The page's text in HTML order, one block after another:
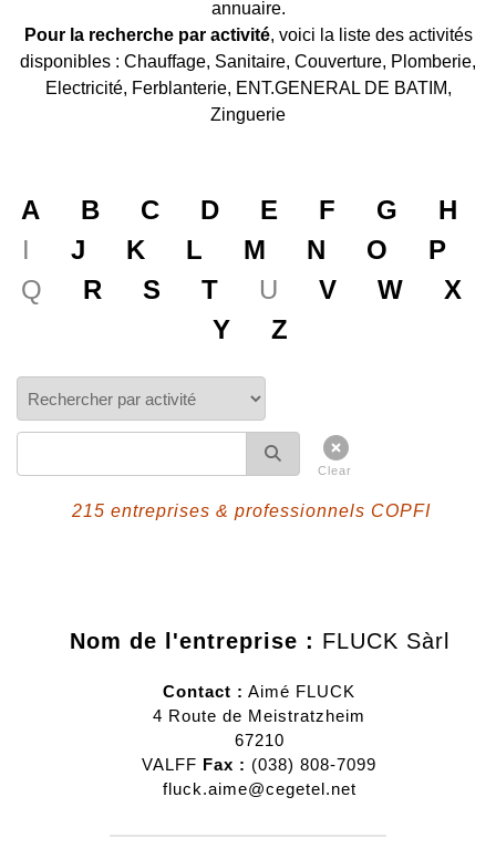
annuaire.
Pour la recherche par activité, voici la liste des activités
disponibles : Chauffage, Sanitaire, Couverture, Plomberie,
Electricité, Ferblanterie, ENT.GENERAL DE BATIM,
Zinguerie
A B C D E F G
H
I
J K L M N O
P
Q
R S T U V W
X
Y
Z
Clear
215 entreprises & professionnels COPFI
Nom de l'entreprise : FLUCK Sàrl
Contact : Aimé FLUCK
4 Route de Meistratzheim
67210
VALFF Fax : (038) 808-7099
fluck.aime@cegetel.net